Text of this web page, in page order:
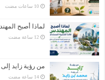
لماذا أصبح
من رؤية زايد